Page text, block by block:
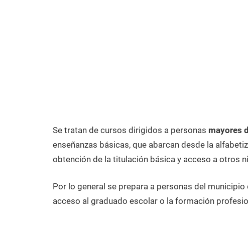
Se tratan de cursos dirigidos a personas mayores
enseñanzas básicas, que abarcan desde la
obtención de la titulación básica y acceso a otros
Por lo general se prepara a personas del
acceso al graduado escolar o la formación